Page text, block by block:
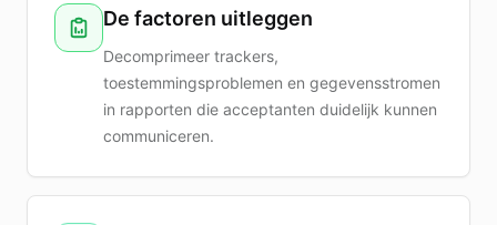
De factoren uitleggen
Decomprimeer trackers,
toestemmingsproblemen en gegevensstromen
in rapporten die acceptanten duidelijk kunnen
communiceren.